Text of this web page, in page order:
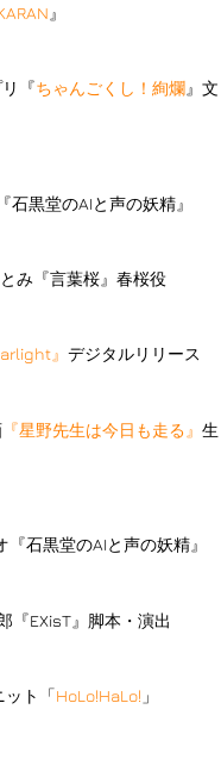
』
『ちゃんごくし！絢爛』文
石黒堂のAIと声の妖精』
み『言葉桜』春桜役
』 デジタルリリース
『星野先生は今日も走る』 生
石黒堂のAIと声の妖精』
『EXisT』脚本・演出
ット「HoLo!HaLo! 」